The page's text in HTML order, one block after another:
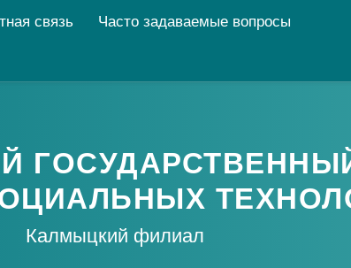
связь Часто задаваемые вопросы
Калмыцкий филиал